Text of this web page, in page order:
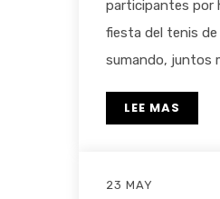
participantes por
fiesta del tenis de
sumando, juntos
LEE MAS
23 MAY